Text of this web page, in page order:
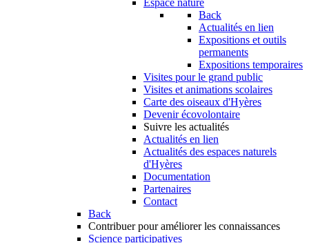
Espace nature
Back
Actualités en lien
Expositions et outils
permanents
Expositions temporaires
Visites pour le grand public
Visites et animations scolaires
Carte des oiseaux d'Hyères
Devenir écovolontaire
Suivre les actualités
Actualités en lien
Actualités des espaces naturels
d'Hyères
Documentation
Partenaires
Contact
Back
Contribuer pour améliorer les connaissances
Science participatives